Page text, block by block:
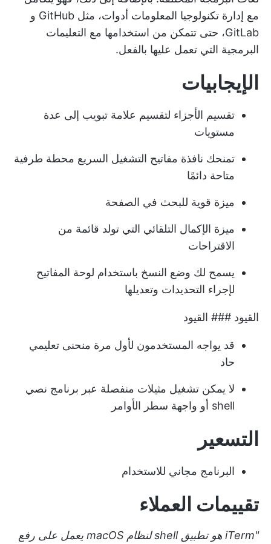
مع إدارة تكنولوجيا المعلومات
أدوات، مثل GitHub و
GitLab، حتى تتمكن من استخدامها مع التعليمات
البرمجية التي تعمل عليها بالفعل.
الإيجابيات
تقسيم الأجزاء لتقسيم علامة تبويب إلى عدة
مستويات
تمنحك نافذة مفاتيح التشغيل السريع محطة طرفية
متاحة دائمًا
ميزة قوية للبحث في الصفحة
ميزة الإكمال التلقائي التي تولد قائمة من
الاقتراحات
يسمح لك وضع النسخ باستخدام لوحة المفاتيح
لإجراء التحديدات وتعديلها
القيود ### القيود
قد يواجه المستخدمون لأول مرة منحنى تعليمي
حاد
لا يمكن تشغيل مثيلات منفصلة عبر برنامج نصي
shell أو واجهة سطر الأوامر
التسعير
البرنامج مجاني للاستخدام
تقييمات العملاء
"iTerm هو تطبيق shell لنظام macOS يعمل على رفع